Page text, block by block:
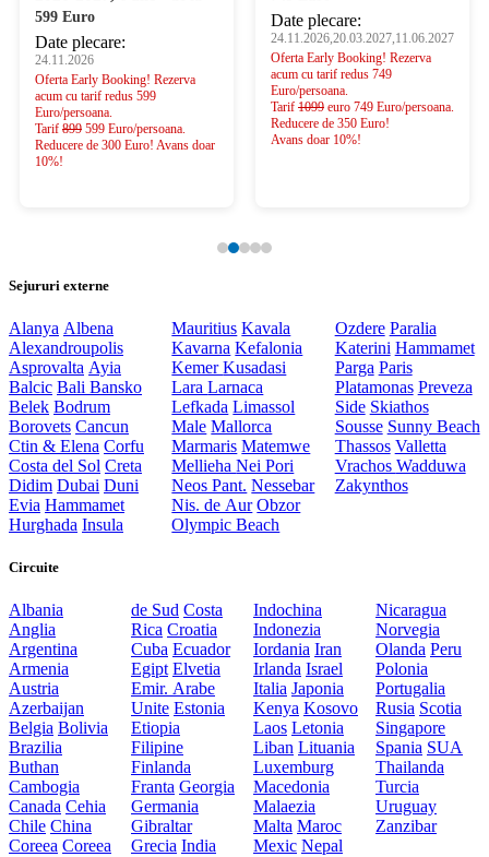
599 Euro
Date plecare:
24.11.2026
Oferta Early Booking! Rezerva
acum cu tarif redus 599
Euro/persoana.
Tarif 899 599 Euro/persoana.
Reducere de 300 Euro! Avans doar
10%!
Date plecare:
24.11.2026,20.03.2027,11.06.2027
Oferta Early Booking! Rezerva
acum cu tarif redus 749
Euro/persoana.
Tarif 1099 euro 749 Euro/persoana.
Reducere de 350 Euro!
Avans doar 10%!
Sejururi externe
Alanya Albena
Alexandroupolis
Asprovalta Ayia
Balcic Bali Bansko
Belek Bodrum
Borovets Cancun
Ctin & Elena Corfu
Costa del Sol Creta
Didim Dubai Duni
Evia Hammamet
Hurghada Insula
Mauritius Kavala
Kavarna Kefalonia
KemerKusadasi
LaraLarnaca
Lefkada Limassol
Male Mallorca
Marmaris Matemwe
MelliehaNei Pori
Neos Pant. Nessebar
Nis. de Aur Obzor
Olympic Beach
Ozdere Paralia
Katerini Hammamet
Parga Paris
Platamonas Preveza
Side Skiathos
Sousse Sunny Beach
Thassos Valletta
Vrachos Wadduwa
Zakynthos
Circuite
Albania
Anglia
Argentina
Armenia
Austria
Azerbaijan
Belgia Bolivia
Brazilia
Buthan
Cambogia
Canada Cehia
Chile China
Coreea Coreea
de Sud Costa
Rica Croatia
Cuba Ecuador
Egipt Elvetia
Emir. Arabe
Unite Estonia
Etiopia
Filipine
Finlanda
Franta Georgia
Germania
Gibraltar
Grecia India
Indochina
Indonezia
Iordania Iran
Irlanda Israel
Italia Japonia
Kenya Kosovo
Laos Letonia
Liban Lituania
Luxemburg
Macedonia
Malaezia
Malta Maroc
Mexic Nepal
Nicaragua
Norvegia
Olanda Peru
Polonia
Portugalia
Rusia Scotia
Singapore
Spania SUA
Thailanda
Turcia
Uruguay
Zanzibar